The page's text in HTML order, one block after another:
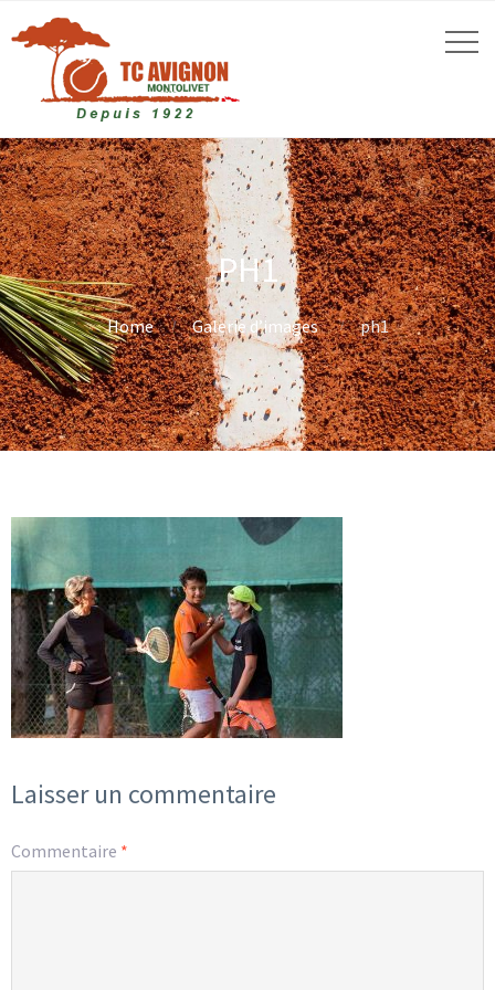
PH1
Home Galerie d’images ph1
Laisser un commentaire
Commentaire *